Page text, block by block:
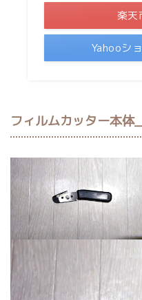
楽天
Yahooシ
フィルムカッター本体